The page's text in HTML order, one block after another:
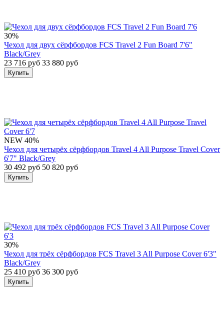
30%
Чехол для двух сёрфбордов FCS Travel 2 Fun Board 7'6"
Black/Grey
23 716 руб 33 880 руб
Купить
NEW 40%
Чехол для четырёх сёрфбордов Travel 4 All Purpose Travel Cover
6'7" Black/Grey
30 492 руб 50 820 руб
Купить
30%
Чехол для трёх сёрфбордов FCS Travel 3 All Purpose Cover 6'3"
Black/Grey
25 410 руб 36 300 руб
Купить